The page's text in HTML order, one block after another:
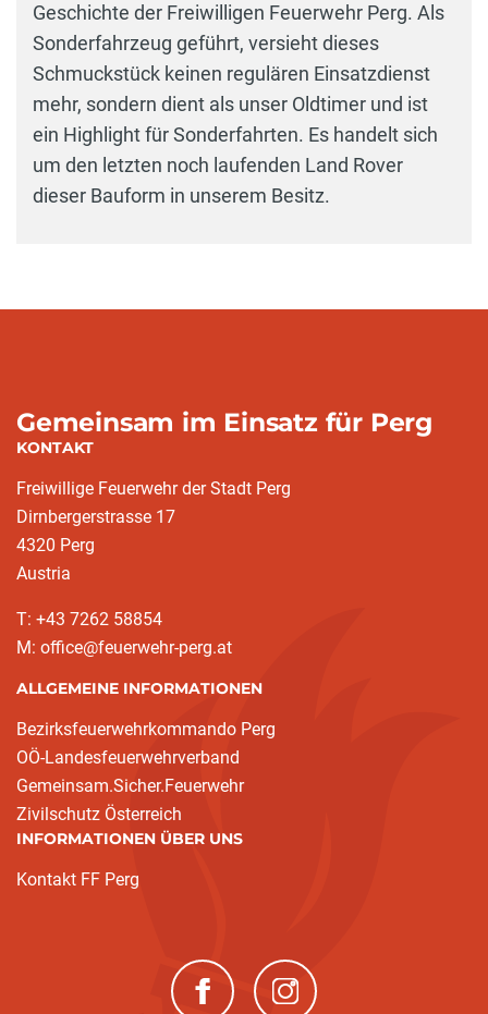
Geschichte der Freiwilligen Feuerwehr Perg. Als
Sonderfahrzeug geführt, versieht dieses
Schmuckstück keinen regulären Einsatzdienst
mehr, sondern dient als unser Oldtimer und ist
ein Highlight für Sonderfahrten. Es handelt sich
um den letzten noch laufenden Land Rover
dieser Bauform in unserem Besitz.
Gemeinsam im Einsatz für Perg
KONTAKT
Freiwillige Feuerwehr der Stadt Perg
Dirnbergerstrasse 17
4320 Perg
Austria
T: +43 7262 58854
M: office@feuerwehr-perg.at
ALLGEMEINE INFORMATIONEN
Bezirksfeuerwehrkommando Perg
OÖ-Landesfeuerwehrverband
Gemeinsam.Sicher.Feuerwehr
Zivilschutz Österreich
INFORMATIONEN ÜBER UNS
Kontakt FF Perg